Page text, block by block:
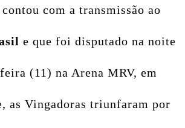
com a transmissão ao
e que foi disputado na noite
(11) na Arena MRV, em
as Vingadoras triunfaram por